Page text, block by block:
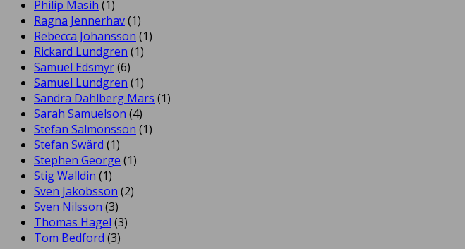
Philip Masih (1)
Ragna Jennerhav(1)
Rebecca Johansson (1)
Rickard Lundgren (1)
Samuel Edsmyr(6)
Samuel Lundgren (1)
Sandra Dahlberg Mars (1)
Sarah Samuelson (4)
Stefan Salmonsson (1)
Stefan Swärd (1)
Stephen George (1)
Stig Walldin (1)
Sven Jakobsson (2)
Sven Nilsson (3)
Thomas Hagel (3)
Tom Bedford (3)